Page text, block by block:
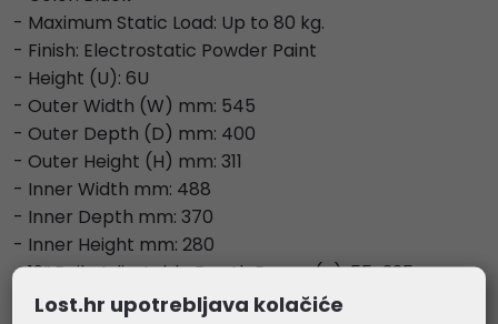
- Maximum Static Load: Up to 80 kg.
- Finish: Electrostatic Powder Paint
- Height (U): 6U
- Outer Width (W) mm: 545
- Outer Depth (D) mm: 400
- Outer Height (H) mm: 311
- Inner Width mm: 488
- Inner Depth mm: 370
- Inner Height mm: 280
- 19” Rails Adjustable Depth Range (c): 55-325
- X: 457
Lost.hr upotrebljava kolačiće